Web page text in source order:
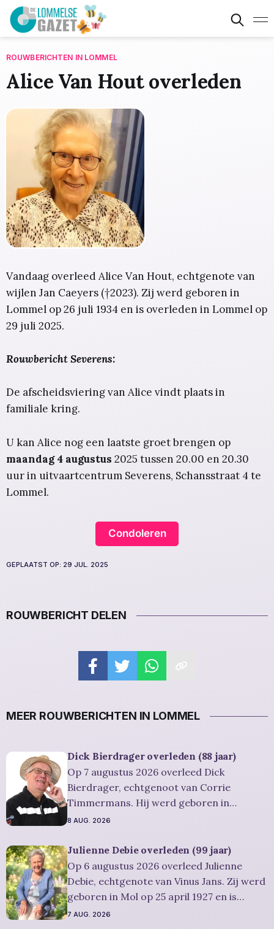
ROUWBERICHTEN IN LOMMEL
Alice Van Hout overleden
Vandaag overleed Alice Van Hout, echtgenote van
wijlen Jan Caeyers (†2023). Zij werd geboren in
Lommel op 26 juli 1934 en is overleden in Lommel op
29 juli 2025.
Rouwbericht Severens:
De afscheidsviering van Alice vindt plaats in
familiale kring.
U kan Alice nog een laatste groet brengen op
maandag 4 augustus 2025 tussen 20.00 en 20.30
uur in uitvaartcentrum Severens, Schansstraat 4 te
Lommel.
Condoleren
GEPLAATST OP: 29 JUL. 2025
ROUWBERICHT DELEN
MEER ROUWBERICHTEN IN LOMMEL
Dick Bierdrager overleden (88 jaar)
Op 7 augustus 2026 overleed Dick
Bierdrager, echtgenoot van Corrie
Timmermans. Hij werd geboren in
AMSTERDAM op 12 oktober 1937 en is
Hij was woonachtig in Lommel en werd 88
jaar. Rouwbericht Severens: Er zal een
herdenkingsdienst gehouden worden op
vrijdag 14 augustus
8 AUG. 2026
Julienne Debie overleden (99 jaar)
Op 6 augustus 2026 overleed Julienne
Debie, echtgenote van Vinus Jans. Zij werd
geboren in Mol op 25 april 1927 en is
overleden in Lommel op 6 augustus 2026.
7 AUG. 2026